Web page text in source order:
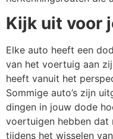
Kijk uit voor
Elke auto heeft een
van het voertuig aan
heeft vanuit het
Sommige auto’s zijn
dingen in jouw dode
voertuigen hebben dat
tijdens het wisselen